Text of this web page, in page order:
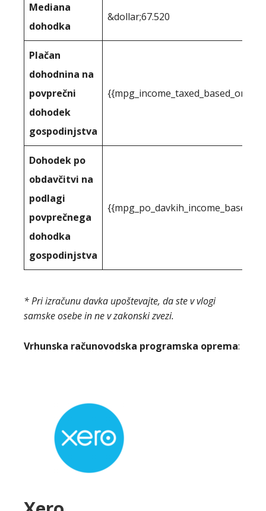
Mediana
dohodka
&dollar;67.520
Plačan
dohodnina na
povprečni
dohodek
gospodinjstva
Dohodek po
obdavčitvi na
podlagi
povprečnega
dohodka
gospodinjstva
* Pri izračunu davka upoštevajte, da ste v vlogi
samske osebe in ne v zakonski zvezi.
Vrhunska računovodska programska oprema: